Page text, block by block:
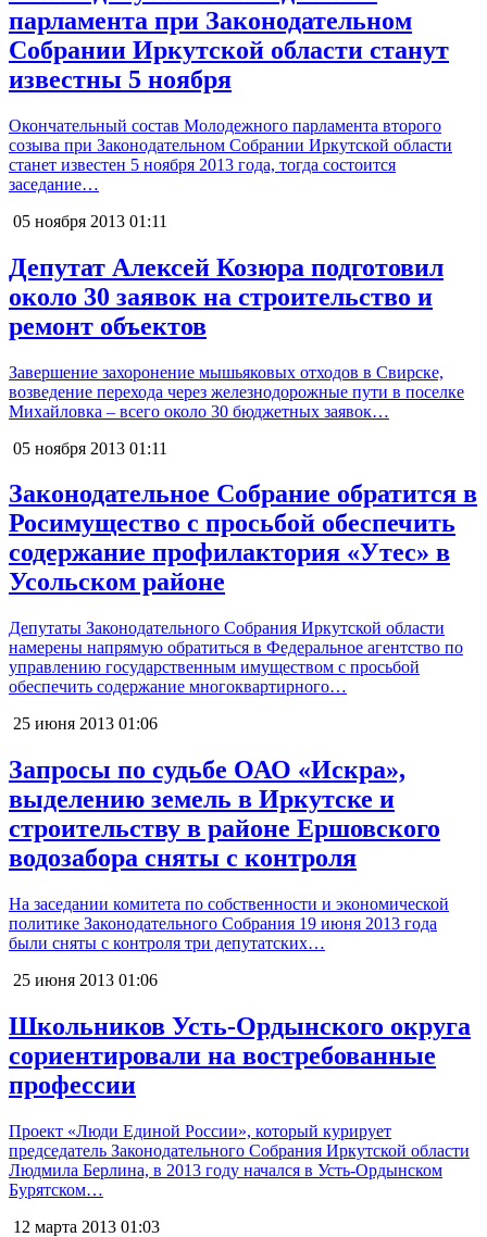
парламента при Законодательном
Собрании Иркутской области станут
известны 5 ноября
Окончательный состав Молодежного парламента второго
созыва при Законодательном Собрании Иркутской области
станет известен 5 ноября 2013 года, тогда состоится
заседание…
05 ноября 2013 01:11
Депутат Алексей Козюра подготовил
около 30 заявок на строительство и
ремонт объектов
Завершение захоронение мышьяковых отходов в Свирске,
возведение перехода через железнодорожные пути в поселке
Михайловка – всего около 30 бюджетных заявок…
05 ноября 2013 01:11
Законодательное Собрание обратится в
Росимущество с просьбой обеспечить
содержание профилактория «Утес» в
Усольском районе
Депутаты Законодательного Собрания Иркутской области
намерены напрямую обратиться в Федеральное агентство по
управлению государственным имуществом с просьбой
обеспечить содержание многоквартирного…
25 июня 2013 01:06
Запросы по судьбе ОАО «Искра»,
выделению земель в Иркутске и
строительству в районе Ершовского
водозабора сняты с контроля
На заседании комитета по собственности и экономической
политике Законодательного Собрания 19 июня 2013 года
были сняты с контроля три депутатских…
25 июня 2013 01:06
Школьников Усть-Ордынского округа
сориентировали на востребованные
профессии
Проект «Люди Единой России», который курирует
председатель Законодательного Собрания Иркутской области
Людмила Берлина, в 2013 году начался в Усть-Ордынском
Бурятском…
12 марта 2013 01:03